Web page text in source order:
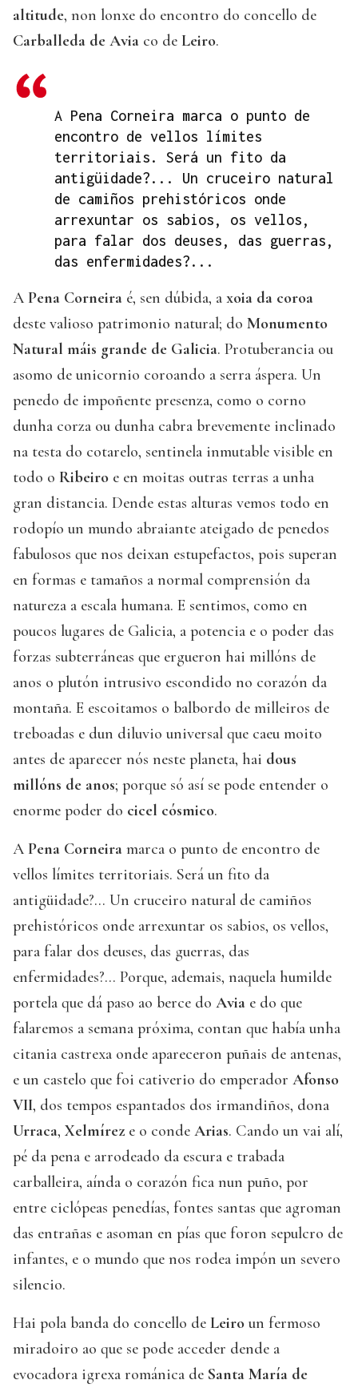
altitude, non lonxe do encontro do concello de
Carballeda de Avia co de Leiro.
A Pena Corneira marca o punto de
encontro de vellos límites
territoriais. Será un fito da
antigüidade?... Un cruceiro natural
de camiños prehistóricos onde
arrexuntar os sabios, os vellos,
para falar dos deuses, das guerras,
das enfermidades?...
A Pena Corneira é, sen dúbida, a xoia da coroa
deste valioso patrimonio natural; do Monumento
Natural máis grande de Galicia. Protuberancia ou
asomo de unicornio coroando a serra áspera. Un
penedo de impoñente presenza, como o corno
dunha corza ou dunha cabra brevemente inclinado
na testa do cotarelo, sentinela inmutable visible en
todo o Ribeiro e en moitas outras terras a unha
gran distancia. Dende estas alturas vemos todo en
rodopío un mundo abraiante ateigado de penedos
fabulosos que nos deixan estupefactos, pois superan
en formas e tamaños a normal comprensión da
natureza a escala humana. E sentimos, como en
poucos lugares de Galicia, a potencia e o poder das
forzas subterráneas que ergueron hai millóns de
anos o plutón intrusivo escondido no corazón da
montaña. E escoitamos o balbordo de milleiros de
treboadas e dun diluvio universal que caeu moito
antes de aparecer nós neste planeta, hai dous
millóns de anos; porque só así se pode entender o
enorme poder do cicel cósmico.
A Pena Corneira marca o punto de encontro de
vellos límites territoriais. Será un fito da
antigüidade?... Un cruceiro natural de camiños
prehistóricos onde arrexuntar os sabios, os vellos,
para falar dos deuses, das guerras, das
enfermidades?... Porque, ademais, naquela humilde
portela que dá paso ao berce do Avia e do que
falaremos a semana próxima, contan que había unha
citania castrexa onde apareceron puñais de antenas,
e un castelo que foi cativerio do emperador Afonso
VII, dos tempos espantados dos irmandiños, dona
Urraca, Xelmírez e o conde Arias. Cando un vai alí,
pé da pena e arrodeado da escura e trabada
carballeira, aínda o corazón fica nun puño, por
entre ciclópeas penedías, fontes santas que agroman
das entrañas e asoman en pías que foron sepulcro de
infantes, e o mundo que nos rodea impón un severo
silencio.
Hai pola banda do concello de Leiro un fermoso
miradoiro ao que se pode acceder dende a
evocadora igrexa románica de Santa María de